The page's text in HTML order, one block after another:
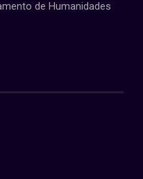
de Humanidades